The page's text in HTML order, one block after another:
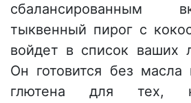
сбалансированным
тыквенный пирог с
войдет в список ваших
Он готовится без
глютена для тех,